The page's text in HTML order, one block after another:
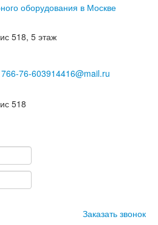
518, 5 этаж
766-76-603914416@mail.ru
518
Заказать звонок